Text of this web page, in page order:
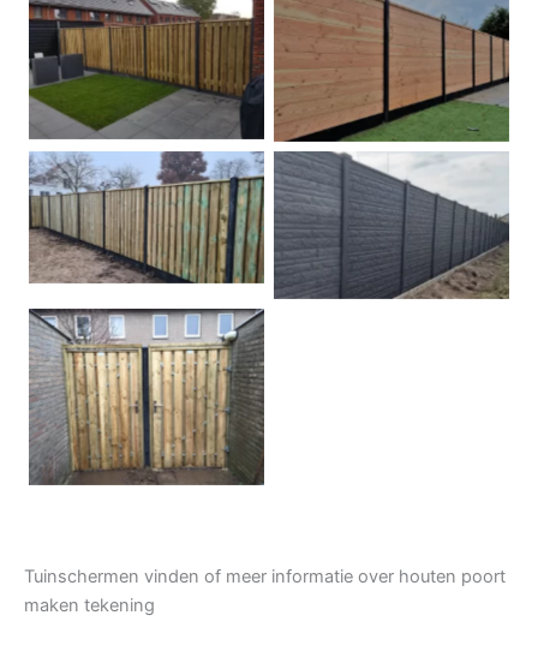
Betonpalen schutting Douglas
Hout beton schuttingen Rots motief antraciet
Tuindeur grenen
Tuinschermen vinden of meer informatie over houten poort
maken tekening